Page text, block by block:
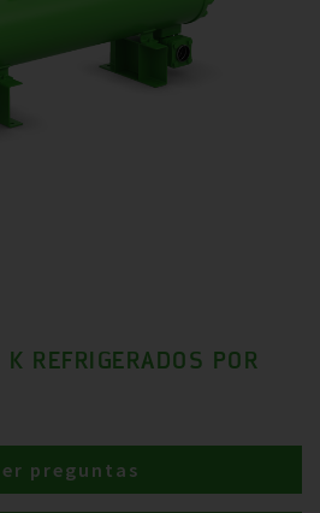
REFRIGERADOS POR
preguntas